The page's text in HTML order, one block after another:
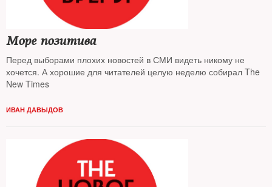
Море позитива
Перед выборами плохих новостей в СМИ видеть никому не
хочется. А хорошие для читателей целую неделю собирал The
New Times
ИВАН ДАВЫДОВ